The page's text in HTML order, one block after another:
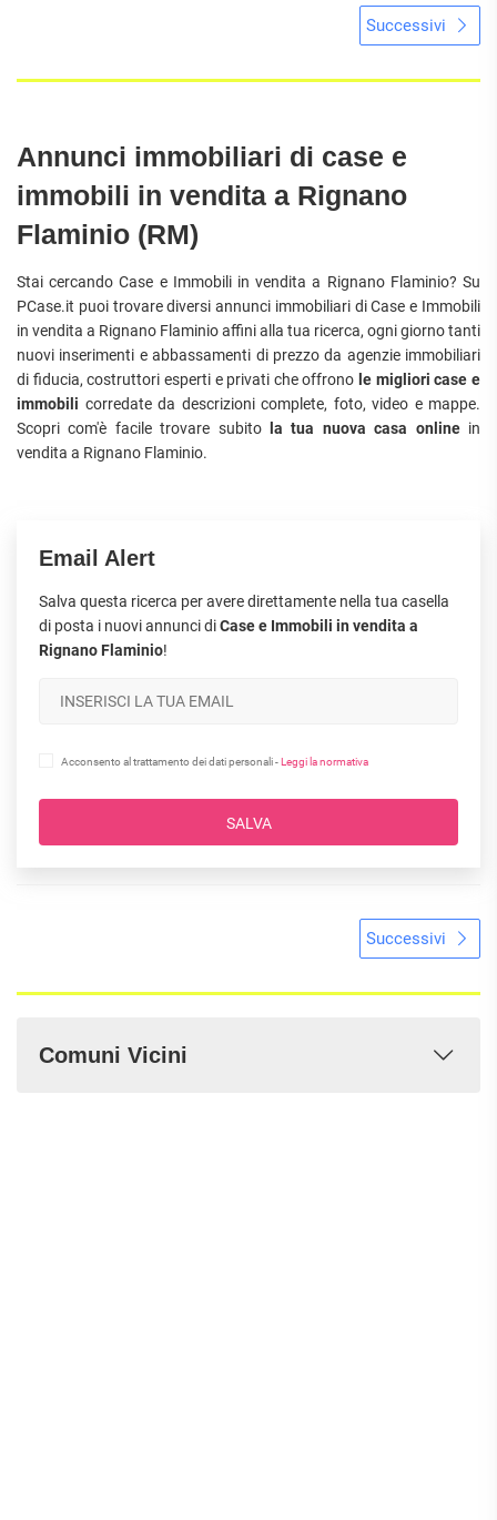
Successivi
Annunci immobiliari di case e
immobili in vendita a Rignano
Flaminio (RM)
Stai cercando Case e Immobili in vendita a Rignano Flaminio? Su
PCase.it puoi trovare diversi annunci immobiliari di Case e Immobili
in vendita a Rignano Flaminio affini alla tua ricerca, ogni giorno tanti
nuovi inserimenti e abbassamenti di prezzo da agenzie immobiliari
di fiducia, costruttori esperti e privati che offrono le migliori case e
immobili corredate da descrizioni complete, foto, video e mappe.
Scopri com'è facile trovare subito
la tua nuova casa onlinein
vendita a Rignano Flaminio.
Email Alert
Salva questa ricerca per avere direttamente nella tua casella
di posta i nuovi annunci diCase e Immobili in vendita a
Rignano Flaminio!
Acconsento al trattamento dei dati personali -Leggi la normativa
SALVA
Successivi
Comuni Vicini